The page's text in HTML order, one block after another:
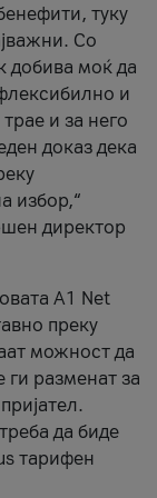
туку
Со
добива моќ да
и
и за него
доказ дека
избор,“
директор
А1 Net
преку
можност да
ги разменат за
да биде
тарифен